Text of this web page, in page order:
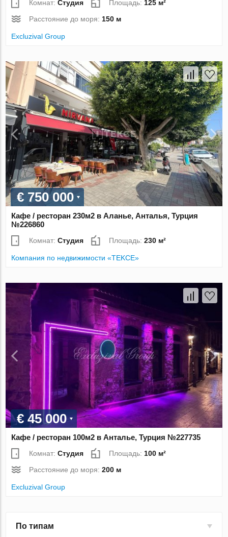
Комнат:Студия Площадь: 125 м²
Расстояние до моря: 150 м
Excluzival Group
€ 750 000
Кафе / ресторан 230м2 в Аланье, Анталья, Турция
№226860
Комнат:Студия Площадь:230 м²
Компания по недвижимости «TEKCE»
€ 45 000
Кафе / ресторан 100м2 в Анталье, Турция №227735
Комнат:Студия Площадь: 100 м²
Расстояние до моря:200 м
Excluzival Group
По типам